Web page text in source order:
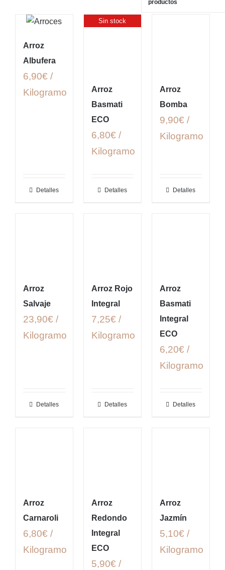
productos
Arroz
Albufera
6,90€ /
Kilogramo
Detalles
Sin stock
Arroz
Basmati
ECO
6,80€ /
Kilogramo
Detalles
Arroz
Bomba
9,90€ /
Kilogramo
Detalles
Arroz
Salvaje
23,90€ /
Kilogramo
Detalles
Arroz Rojo
Integral
7,25€ /
Kilogramo
Detalles
Arroz
Basmati
Integral
ECO
6,20€ /
Kilogramo
Detalles
Arroz
Carnaroli
6,80€ /
Kilogramo
Arroz
Redondo
Integral
ECO
5,90€ /
Arroz
Jazmín
5,10€ /
Kilogramo